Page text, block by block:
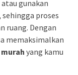
gunakan
proses
ruang. Dengan
memaksimalkan
yang kamu